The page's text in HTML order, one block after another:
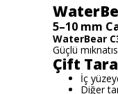
5–10 mm
WaterBear
Güçlü
Çift
İç
Diğer